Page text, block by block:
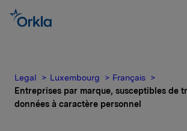
Legal Luxembourg
Français
Entreprises par marque, susceptibles de
données à caractère personnel